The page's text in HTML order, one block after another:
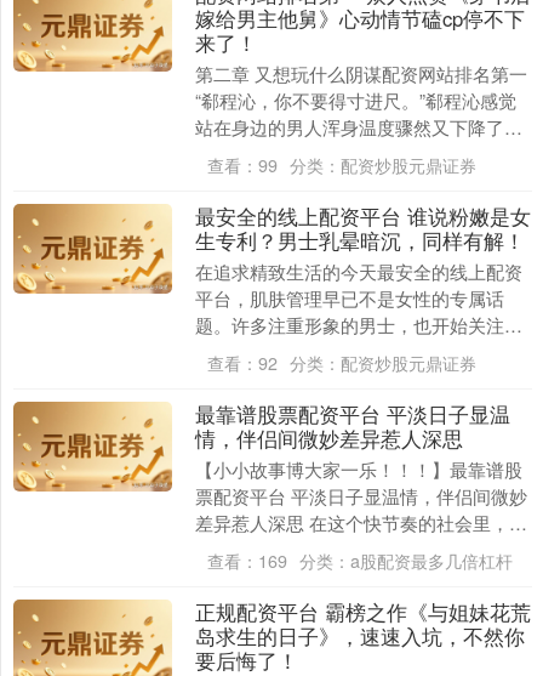
嫁给男主他舅》心动情节磕cp停不下
来了！
第二章 又想玩什么阴谋配资网站排名第一
“郗程沁，你不要得寸进尺。”郗程沁感觉
站在身边的男人浑身温度骤然又下降了几
分。 那双如鹰隼般凌厉的黑眸，更像是把
锋利的刀....
查看： 99 分类： 配资炒股元鼎证券
最安全的线上配资平台 谁说粉嫩是女
生专利？男士乳晕暗沉，同样有解！
在追求精致生活的今天最安全的线上配资
平台，肌肤管理早已不是女性的专属话
题。许多注重形象的男士，也开始关注身
体细节，比如——乳晕颜色过深带来的困
扰。这可能是先天遗....
查看： 92 分类： 配资炒股元鼎证券
最靠谱股票配资平台 平淡日子显温
情，伴侣间微妙差异惹人深思
【小小故事博大家一乐！！！】最靠谱股
票配资平台 平淡日子显温情，伴侣间微妙
差异惹人深思 在这个快节奏的社会里，我
们常常被各种目标和期望推着走，却忘了
停下来，细细....
查看： 169 分类： a股配资最多几倍杠杆
正规配资平台 霸榜之作《与姐妹花荒
岛求生的日子》，速速入坑，不然你
要后悔了！
3940.04 +39.68 +1.02%
深证成指 14311.01 +200.89 +1.42%
沪深300 4694.44